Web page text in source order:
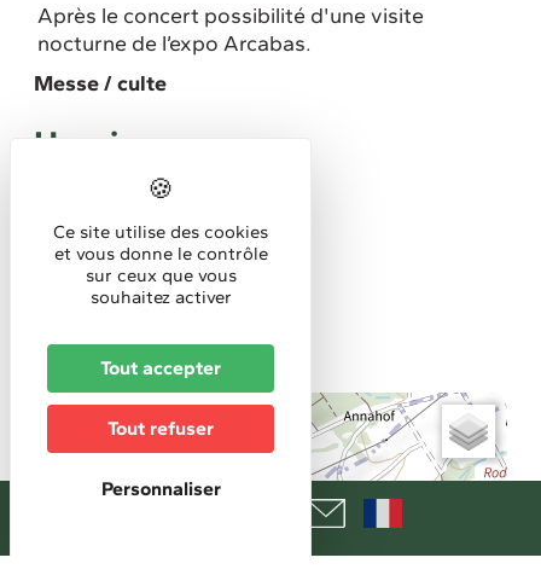
Après le concert possibilité d'une visite
nocturne de l’expo Arcabas.
Messe / culte
Horaires
Horaires d'accueil :
Tarifs
−
Ce site utilise des cookies
et vous donne le contrôle
sur ceux que vous
souhaitez activer
Tout accepter
Tout refuser
Personnaliser